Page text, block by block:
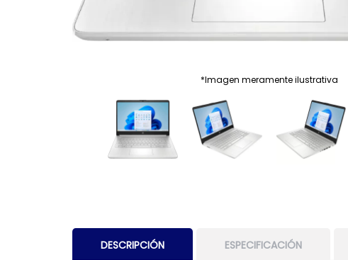
*Imagen meramente ilustrativa
DESCRIPCIÓN ESPECIFICACIÓN